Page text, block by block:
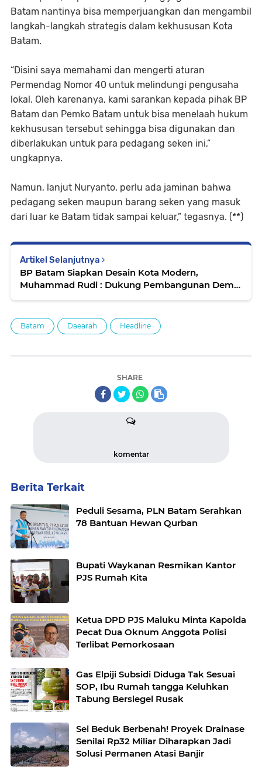
Batam nantinya bisa memperjuangkan dan mengambil
langkah-langkah strategis dalam kekhususan Kota
Batam.
“Disini saya memahami dan mengerti aturan
Permendag Nomor 40 untuk melindungi pengusaha
lokal. Oleh karenanya, kami sarankan kepada pihak BP
Batam dan Pemko Batam untuk bisa menelaah hukum
kekhususan tersebut sehingga bisa digunakan dan
diberlakukan untuk para pedagang seken ini,”
ungkapnya.
Namun, lanjut Nuryanto, perlu ada jaminan bahwa
pedagang seken maupun barang seken yang masuk
dari luar ke Batam tidak sampai keluar,” tegasnya. (**)
Artikel Selanjutnya
BP Batam Siapkan Desain Kota Modern,
Muhammad Rudi : Dukung Pembangunan Demi
Batam Daearah Headline
SHARE
komentar
Berita Terkait
Peduli Sesama, PLN Batam Serahkan
78 Bantuan Hewan Qurban
Bupati Waykanan Resmikan Kantor
PJS Rumah Kita
Ketua DPD PJS Maluku Minta Kapolda
Pecat Dua Oknum Anggota Polisi
Terlibat Pemorkosaan
Gas Elpiji Subsidi Diduga Tak Sesuai
SOP, Ibu Rumah tangga Keluhkan
Tabung Bersiegel Rusak
Sei Beduk Berbenah! Proyek Drainase
Senilai Rp32 Miliar Diharapkan Jadi
Solusi Permanen Atasi Banjir